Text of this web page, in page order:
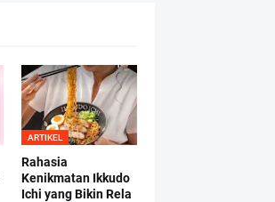
ARTIKEL
Rahasia
Kenikmatan Ikkudo
Ichi yang Bikin Rela